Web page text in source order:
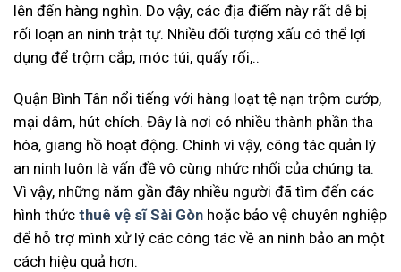
lên đến hàng nghìn. Do vậy, các địa điểm này rất dễ bị
rối loạn an ninh trật tự. Nhiều đối tượng xấu có thể lợi
dụng để trộm cắp, móc túi, quấy rối,..
Quận Bình Tân nổi tiếng với hàng loạt tệ nạn trộm cướp,
mại dâm, hút chích. Đây là nơi có nhiều thành phần tha
hóa, giang hồ hoạt động. Chính vì vậy, công tác quản lý
an ninh luôn là vấn đề vô cùng nhức nhối của chúng ta.
Vì vậy, những năm gần đây nhiều người đã tìm đến các
hình thức thuê vệ sĩ Sài Gòn hoặc bảo vệ chuyên nghiệp
để hỗ trợ mình xử lý các công tác về an ninh bảo an một
cách hiệu quả hơn.